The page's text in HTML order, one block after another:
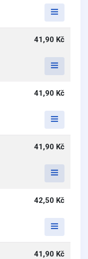
41,90 Kč
41,90 Kč
41,90 Kč
42,50 Kč
41,90 Kč